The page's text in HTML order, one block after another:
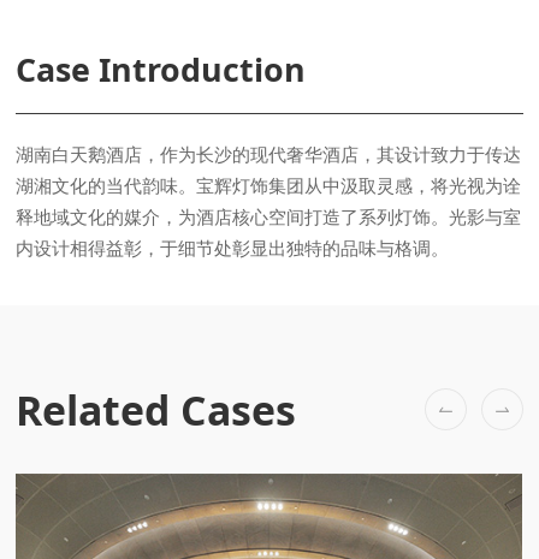
Case Introduction
内设计相得益彰，于细节处彰显出独特的品味与格调。
Related Cases